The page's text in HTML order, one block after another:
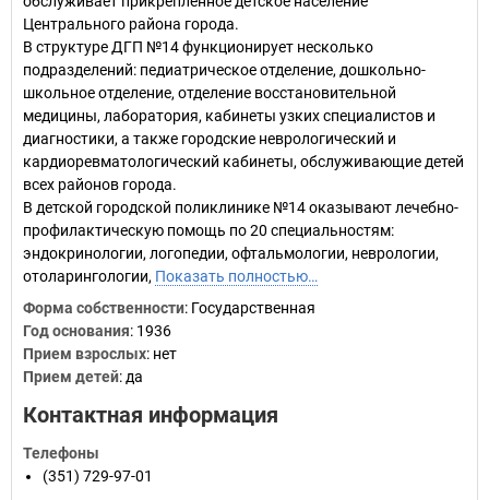
Центрального района города.
В структуре ДГП №14 функционирует несколько
подразделений: педиатрическое отделение, дошкольно-
школьное отделение, отделение восстановительной
медицины, лаборатория, кабинеты узких специалистов и
диагностики, а также городские неврологический и
кардиоревматологический кабинеты, обслуживающие детей
всех районов города.
В детской городской поликлинике №14 оказывают лечебно-
профилактическую помощь по 20 специальностям:
эндокринологии, логопедии, офтальмологии, неврологии,
отоларингологии, Показать полностью…
Форма собственности: Государственная
Год основания: 1936
Прием взрослых: нет
Прием детей: да
Контактная информация
Телефоны
(351) 729-97-01